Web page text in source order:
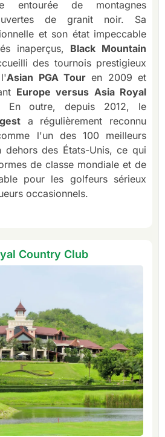
entourée de montagnes
de granit noir. Sa
et son état impeccable
inaperçus, Black Mountain
des tournois prestigieux
Asian PGA Tour en 2009 et
Europe versus Asia Royal
En outre, depuis 2012, le
a régulièrement reconnu
l'un des 100 meilleurs
des États-Unis, ce qui
de classe mondiale et de
pour les golfeurs sérieux
occasionnels.
Country Club